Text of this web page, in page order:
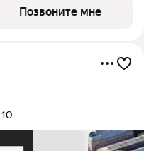
без проходных комнат,
Позвоните мне
10